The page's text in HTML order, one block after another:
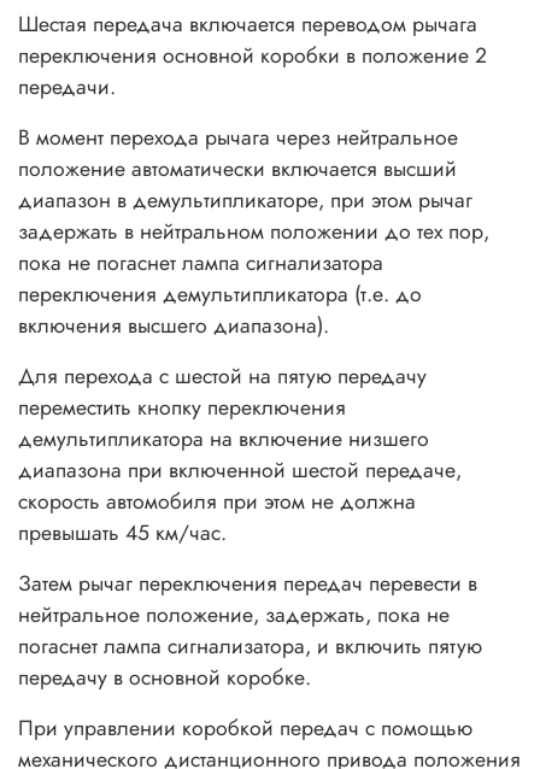
Шестая передача включается переводом рычага
переключения основной коробки в положение 2
передачи.
В момент перехода рычага через нейтральное
положение автоматически включается высший
диапазон в демультипликаторе, при этом рычаг
задержать в нейтральном положении до тех пор,
пока не погаснет лампа сигнализатора
переключения демультипликатора (т.е. до
включения высшего диапазона).
Для перехода с шестой на пятую передачу
переместить кнопку переключения
демультипликатора на включение низшего
диапазона при включенной шестой передаче,
скорость автомобиля при этом не должна
превышать 45 км/час.
Затем рычаг переключения передач перевести в
нейтральное положение, задержать, пока не
погаснет лампа сигнализатора, и включить пятую
передачу в основной коробке.
При управлении коробкой передач с помощью
механического дистанционного привода положения